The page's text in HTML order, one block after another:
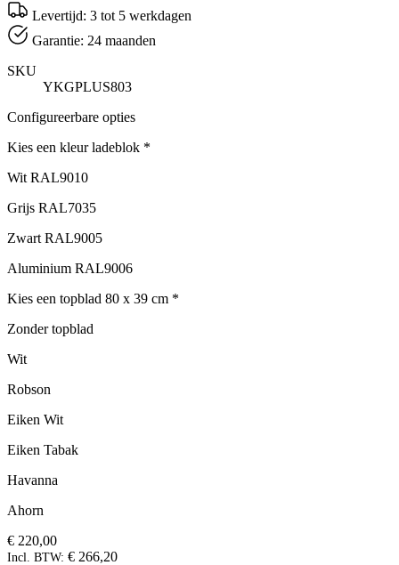
Levertijd: 3 tot 5 werkdagen
Garantie: 24 maanden
SKU
YKGPLUS803
Configureerbare opties
Kies een kleur ladeblok *
Wit RAL9010
Grijs RAL7035
Zwart RAL9005
Aluminium RAL9006
Kies een topblad 80 x 39 cm *
Zonder topblad
Wit
Robson
Eiken Wit
Eiken Tabak
Havanna
Ahorn
€ 220,00
Incl. BTW: € 266,20